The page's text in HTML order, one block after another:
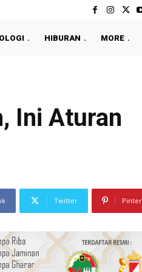
HIBURAN MORE
Ini Aturan
Twitter